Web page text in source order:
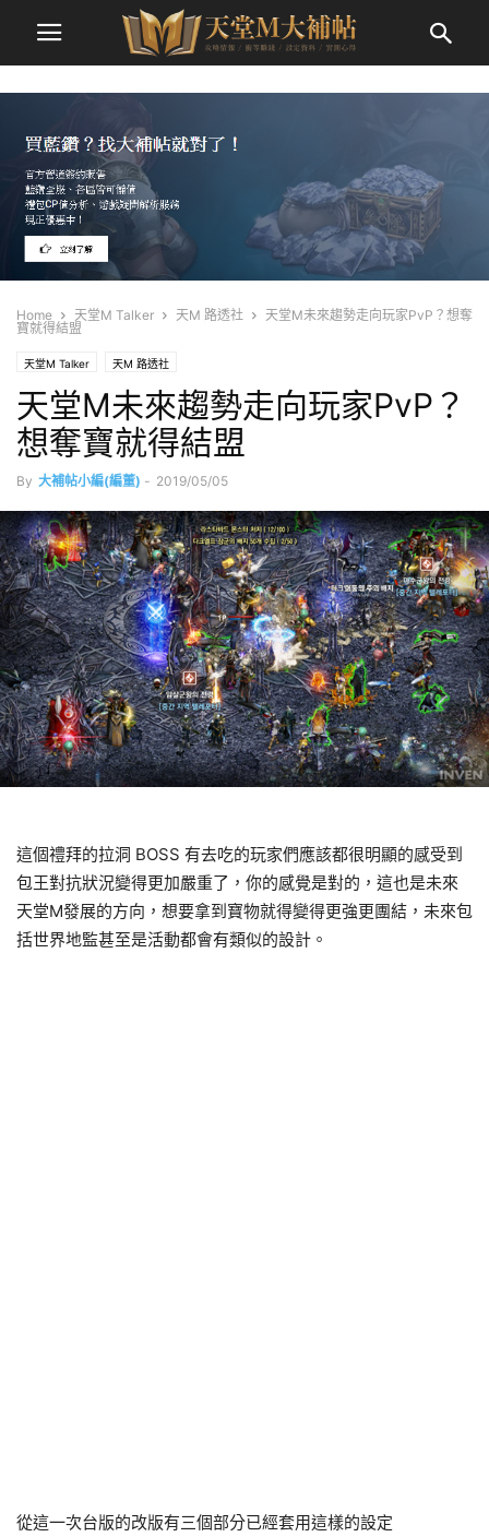
Home 天堂M Talker 天M 路透社
天堂M未來趨勢走向玩家PvP？想奪
寶就得結盟
天堂M Talker 天M 路透社
天堂M未來趨勢走向玩家PvP？
想奪寶就得結盟
By 大補帖小編(編董) - 2019/05/05
這個禮拜的拉洞 BOSS 有去吃的玩家們應該都很明顯的感受到
包王對抗狀況變得更加嚴重了，你的感覺是對的，這也是未來
天堂M發展的方向，想要拿到寶物就得變得更強更團結，未來包
括世界地監甚至是活動都會有類似的設計。
從這一次台版的改版有三個部分已經套用這樣的設定